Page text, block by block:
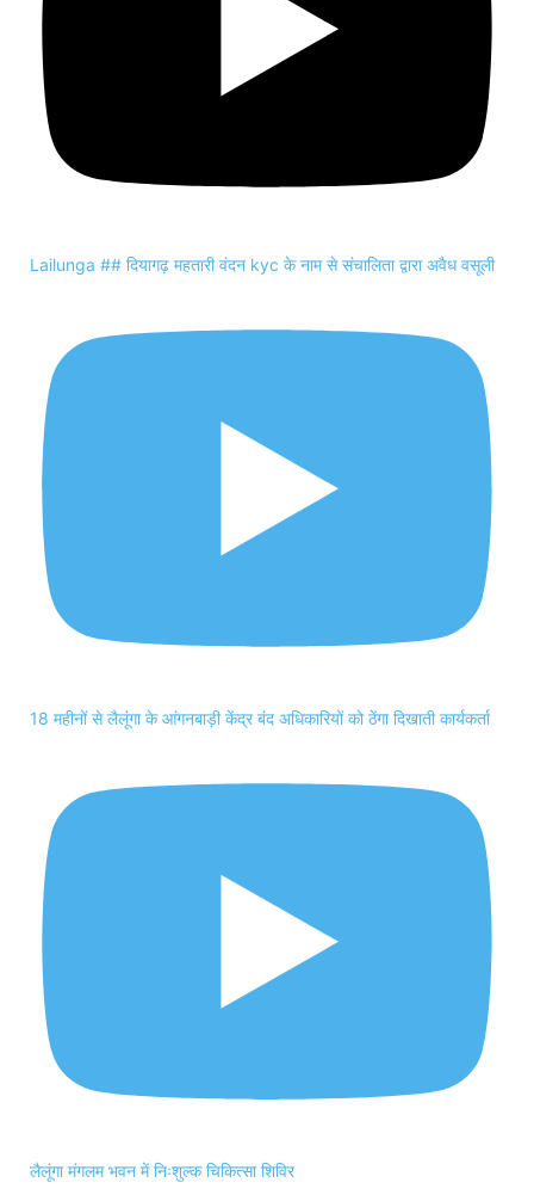
Lailunga ## दियागढ़ महतारी वंदन kyc के नाम से संचालिता द्वारा अवैध वसूली
18 महीनों से लैलूंगा के आंगनबाड़ी केंद्र बंद अधिकारियों को ठेंगा दिखाती कार्यकर्ता
लैलूंगा मंगलम भवन में निःशुल्क चिकित्सा शिविर